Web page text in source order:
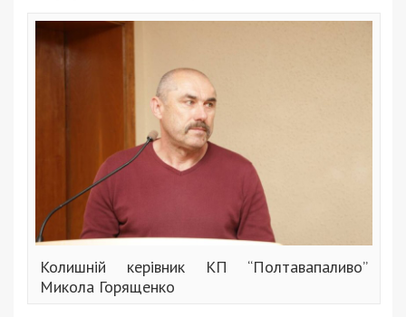
Колишній керівник КП “Полтавапаливо”
Микола Горященко